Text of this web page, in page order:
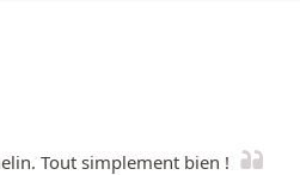
Tout simplement bien !